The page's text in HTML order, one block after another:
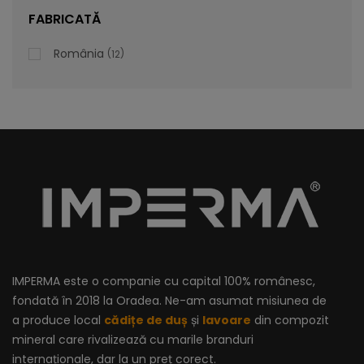
De la996,47
FABRICATĂ
România 12
IMPERMA este o companie cu capital 100% românesc,
fondată în 2018 la Oradea. Ne-am asumat misiunea de
a produce local cădițe de duș și lavoare din compozit
mineral care rivalizează cu marile branduri
internaționale, dar la un preț corect.